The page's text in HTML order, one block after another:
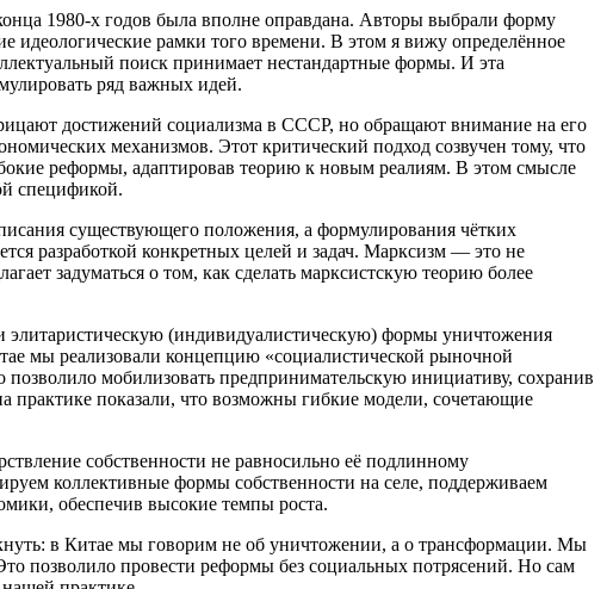
1980‑х годов была вполне оправдана. Авторы выбрали форму
идеологические рамки того времени. В этом я вижу определённое
поиск принимает нестандартные формы. И эта
ряд важных идей.
достижений социализма в СССР, но обращают внимание на его
механизмов. Этот критический подход созвучен тому, что
реформы, адаптировав теорию к новым реалиям. В этом смысле
спецификой.
существующего положения, а формулирования чётких
разработкой конкретных целей и задач. Марксизм — это не
задуматься о том, как сделать марксистскую теорию более
элитаристическую (индивидуалистическую) формы уничтожения
мы реализовали концепцию «социалистической рыночной
позволило мобилизовать предпринимательскую инициативу, сохранив
практике показали, что возможны гибкие модели, сочетающие
собственности не равносильно её подлинному
коллективные формы собственности на селе, поддерживаем
обеспечив высокие темпы роста.
в Китае мы говорим не об уничтожении, а о трансформации. Мы
позволило провести реформы без социальных потрясений. Но сам